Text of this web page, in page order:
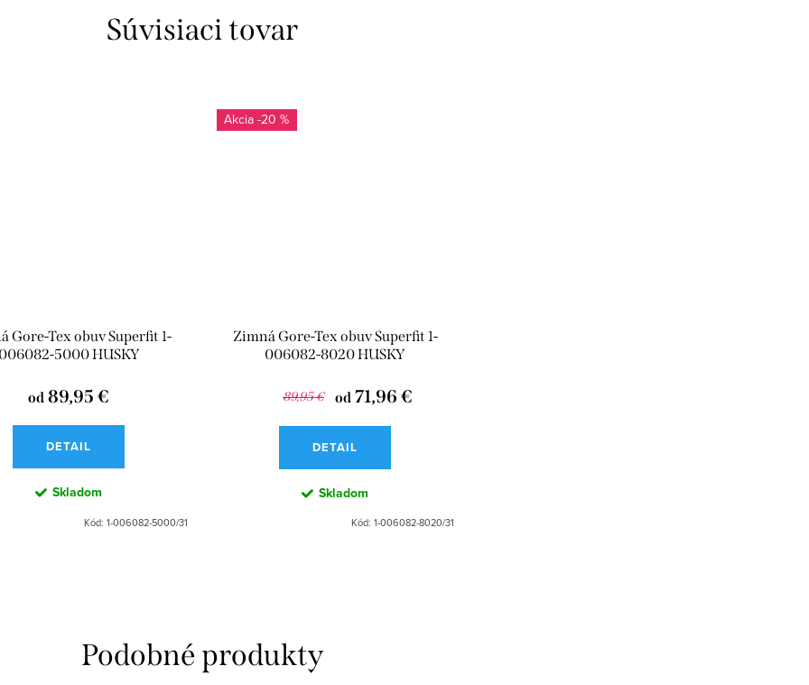
Súvisiaci tovar
Gore-Tex obuv Superfit 1-
006082-5000 HUSKY
od 89,95 €
DETAIL
Skladom
Kód: 1-006082-5000/31
-20 %
Zimná Gore-Tex obuv Superfit 1-
006082-8020 HUSKY
89,95 € od 71,96 €
DETAIL
Skladom
Kód: 1-006082-8020/31